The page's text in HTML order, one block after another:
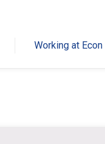
Working at Econ